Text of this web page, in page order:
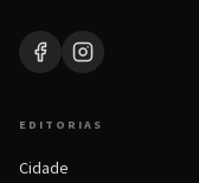
EDITORIAS
Cidade